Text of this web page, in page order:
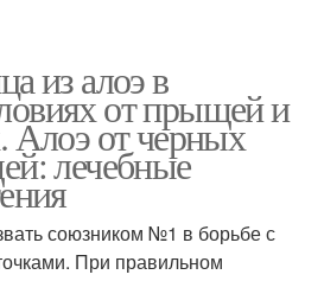
из алоэ в
от прыщей и
Алоэ от черных
лечебные
союзником №1 в борьбе с
При правильном